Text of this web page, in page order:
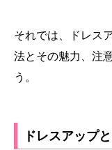
それでは、ドレス
法とその魅力、注
う。
ドレスアップ